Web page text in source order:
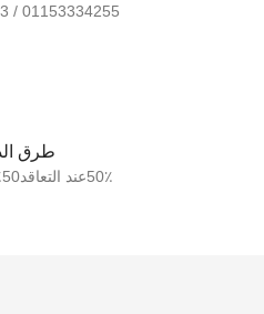
01153334255 / 01225196923
طرق
50٪عند التعاقد50٪عند الاستلام